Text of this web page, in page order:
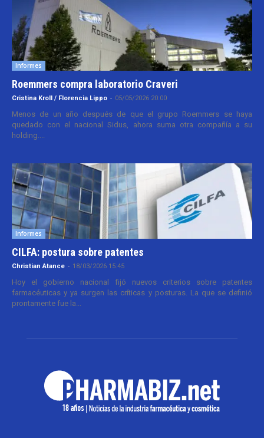
Informes
Roemmers compra laboratorio Craveri
Cristina Kroll / Florencia Lippo - 05/05/2026 20:00
Menos de un año después de que el grupo Roemmers se haya
quedado con el nacional Sidus, ahora suma otra compañía a su
holding....
Informes
CILFA: postura sobre patentes
Christian Atance - 18/03/2026 15:45
Hoy el gobierno nacional fijó nuevos criterios sobre patentes
farmacéuticas y ya surgen las críticas y posturas. La que se definió
prontamente fue la...